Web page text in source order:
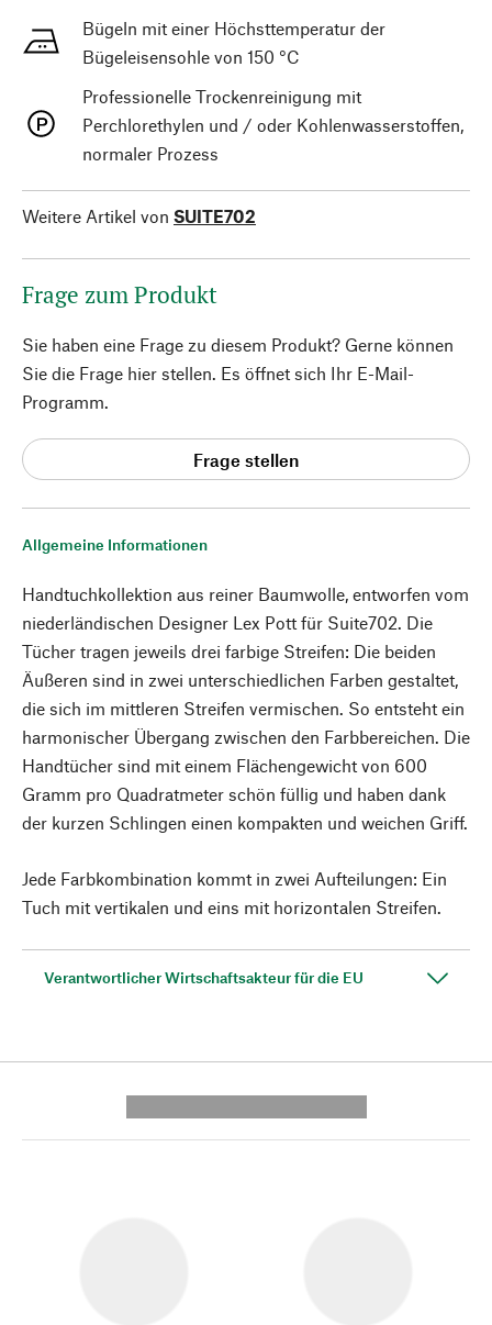
Allgemeine Informationen
Handtuchkollektion aus reiner Baumwolle, entworfen vom
niederländischen Designer Lex Pott für Suite702. Die
Tücher tragen jeweils drei farbige Streifen: Die beiden
Äußeren sind in zwei unterschiedlichen Farben gestaltet,
die sich im mittleren Streifen vermischen. So entsteht ein
harmonischer Übergang zwischen den Farbbereichen. Die
Handtücher sind mit einem Flächengewicht von 600
Gramm pro Quadratmeter schön füllig und haben dank
der kurzen Schlingen einen kompakten und weichen Griff.
Jede Farbkombination kommt in zwei Aufteilungen: Ein
Tuch mit vertikalen und eins mit horizontalen Streifen.
Verantwortlicher Wirtschaftsakteur für die EU
Bügeln mit einer Höchsttemperatur der
Bügeleisensohle von 150 °C
Professionelle Trockenreinigung mit
Perchlorethylen und / oder Kohlenwasserstoffen,
normaler Prozess
Weitere Artikel von SUITE702
Frage zum Produkt
Sie haben eine Frage zu diesem Produkt? Gerne können
Sie die Frage hier stellen. Es öffnet sich Ihr E-Mail-
Programm.
Frage stellen